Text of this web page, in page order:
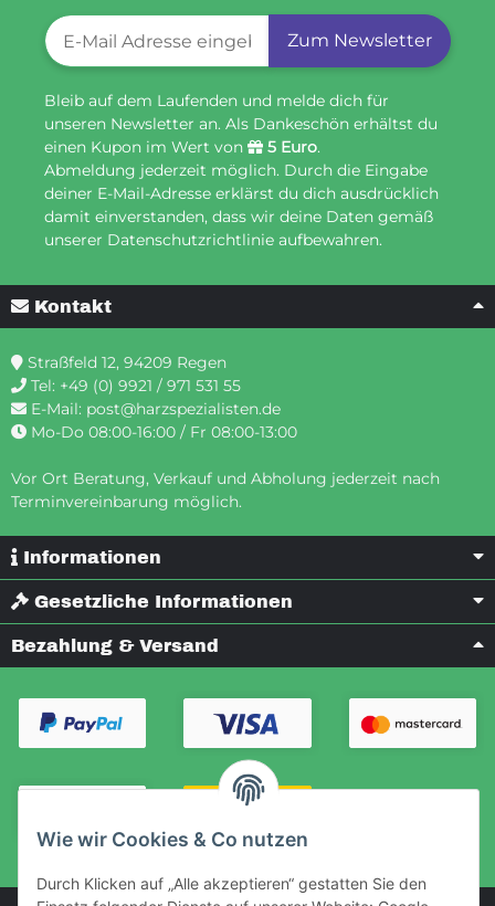
Wie wir Cookies & Co nutzen
Durch Klicken auf „Alle akzeptieren“ gestatten Sie den
Newsletter-Registrierung
Zum Newsletter
Bleib auf dem Laufenden und melde dich für
unseren Newsletter an. Als Dankeschön erhältst du
einen Kupon im Wert von
5 Euro.
Abmeldung jederzeit möglich. Durch die Eingabe
deiner E-Mail-Adresse erklärst du dich ausdrücklich
damit einverstanden, dass wir deine Daten gemäß
unserer Datenschutzrichtlinie aufbewahren.
Kontakt
Straßfeld 12, 94209 Regen
Tel: +49 (0) 9921 / 971 531 55
E-Mail: post@harzspezialisten.de
Mo-Do 08:00-16:00 / Fr 08:00-13:00
Vor Ort Beratung, Verkauf und Abholung jederzeit nach
Terminvereinbarung möglich.
Informationen
Gesetzliche Informationen
Bezahlung & Versand